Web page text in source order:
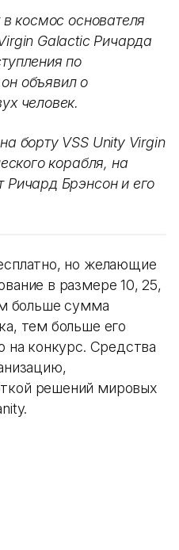
в космос основателя
Galactic Ричарда
по
объявил о
человек.
борту VSS Unity Virgin
корабля, на
Ричард Брэнсон и его
но желающие
в размере 10, 25,
больше сумма
тем больше его
на конкурс. Средства
решений мировых